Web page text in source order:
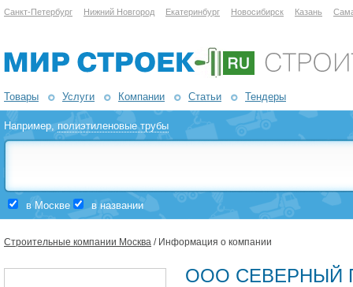
Санкт-Петербург Нижний Новгород Екатеринбург Новосибирск Казань
Товары Услуги Компании Статьи Тендеры
Например,полиэтиленовые трубы
в Москве в названии
Строительные компании Москва / Информация о компании
ООО СЕВЕРНЫЙ